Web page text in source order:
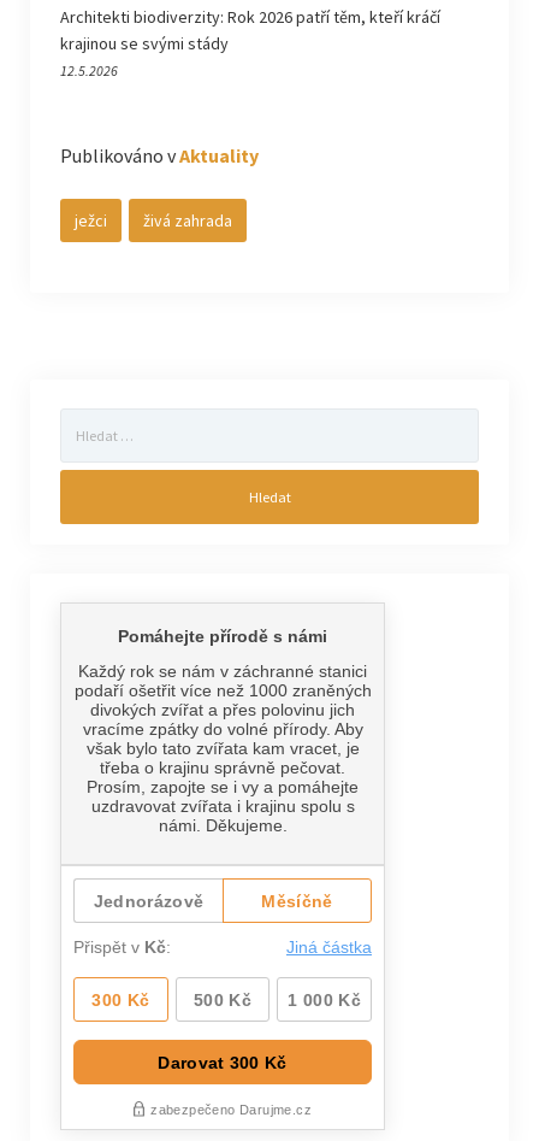
Architekti biodiverzity: Rok 2026 patří těm, kteří kráčí
krajinou se svými stády
12.5.2026
Publikováno vAktuality
ježci živá zahrada